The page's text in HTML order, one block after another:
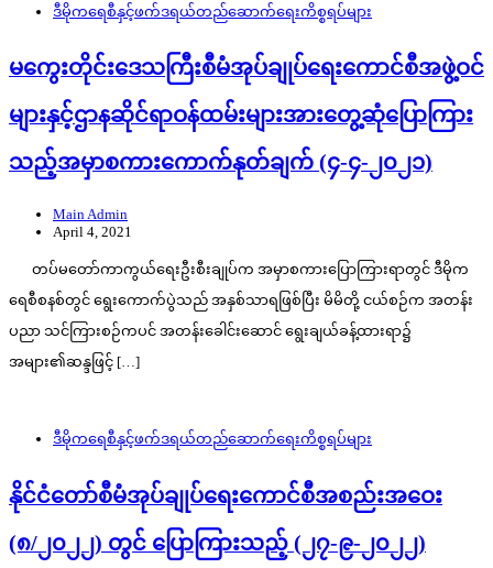
ဒီမိုကရေစီနှင့်ဖက်ဒရယ်တည်ဆောက်‌ရေးကိစ္စရပ်များ
မကွေးတိုင်းဒေသကြီးစီမံအုပ်ချုပ်ရေးကောင်စီအဖွဲ့ဝင်
များနှင့်ဌာနဆိုင်ရာဝန်ထမ်းများအားတွေ့ဆုံပြောကြား
သည့်အမှာစကားကောက်နုတ်ချက် (၄-၄-၂၀၂၁)
Main Admin
April 4, 2021
တပ်မတော်ကာကွယ်ရေးဦးစီးချုပ်က အမှာစကားပြောကြားရာတွင် ဒီမိုက
ရေစီစနစ်တွင် ရွေးကောက်ပွဲသည် အနှစ်သာရဖြစ်ပြီး မိမိတို့ ငယ်စဉ်က အတန်း
ပညာ သင်ကြားစဉ်ကပင် အတန်းခေါင်းဆောင် ရွေးချယ်ခန့်ထားရာ၌
အများ၏ဆန္ဒဖြင့် […]
ဒီမိုကရေစီနှင့်ဖက်ဒရယ်တည်ဆောက်‌ရေးကိစ္စရပ်များ
နိုင်ငံတော်စီမံအုပ်ချုပ်ရေးကောင်စီအစည်းအဝေး
(၈/၂၀၂၂) တွင် ပြောကြားသည့် (၂၇-၉-၂၀၂၂)